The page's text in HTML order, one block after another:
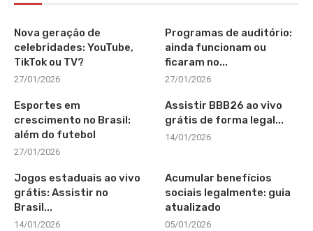
Nova geração de
celebridades: YouTube,
TikTok ou TV?
27/01/2026
Programas de auditório:
ainda funcionam ou
ficaram no...
27/01/2026
Esportes em
crescimento no Brasil:
além do futebol
27/01/2026
Assistir BBB26 ao vivo
grátis de forma legal...
14/01/2026
Jogos estaduais ao vivo
grátis: Assistir no
Brasil...
14/01/2026
Acumular benefícios
sociais legalmente: guia
atualizado
05/01/2026